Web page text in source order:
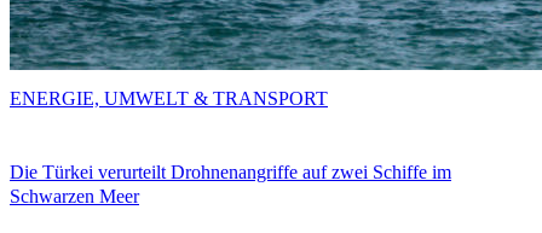
Die Türkei verurteilt Drohnenangriffe auf zwei Schiffe im
Schwarzen Meer
ENERGIE, UMWELT & TRANSPORT